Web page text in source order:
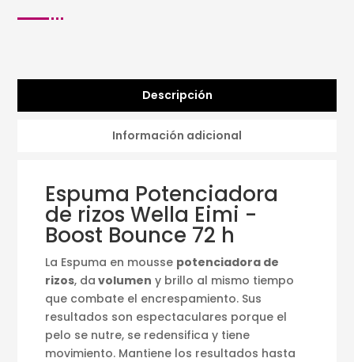
Descripción
Información adicional
Espuma Potenciadora
de rizos Wella Eimi -
Boost Bounce 72 h
La Espuma en mousse potenciadora de
rizos, da volumen y brillo al mismo tiempo
que combate el encrespamiento. Sus
resultados son espectaculares porque el
pelo se nutre, se redensifica y tiene
movimiento. Mantiene los resultados hasta